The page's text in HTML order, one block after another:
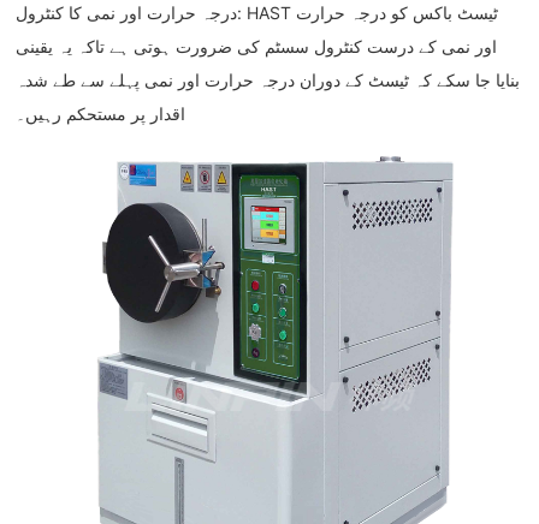
درجہ حرارت اور نمی کا کنٹرول: HAST ٹیسٹ باکس کو درجہ حرارت
اور نمی کے درست کنٹرول سسٹم کی ضرورت ہوتی ہے تاکہ یہ یقینی
بنایا جا سکے کہ ٹیسٹ کے دوران درجہ حرارت اور نمی پہلے سے طے شدہ
اقدار پر مستحکم رہیں۔